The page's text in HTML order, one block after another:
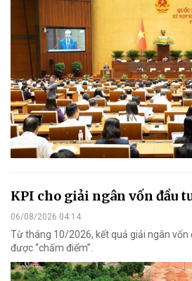
KPI cho giải ngân vốn đầu
06/08/2026 04:14
Từ tháng 10/2026, kết quả giải ngân
được “chấm điểm”.